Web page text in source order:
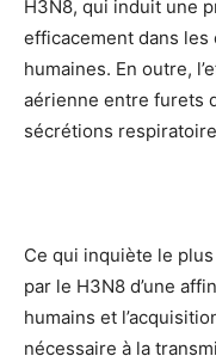
H3N8, qui induit une
efficacement dans
humaines. En outre,
aérienne entre furets
sécrétions
Ce qui inquiète le plus
par le H3N8 d’une
humains et
nécessaire à la